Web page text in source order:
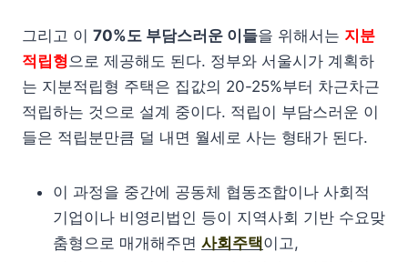
그리고 이 70%도 부담스러운 이들을 위해서는 지분
적립형 으로 제공해도 된다. 정부와 서울시가 계획하
는 지분적립형 주택은 집값의 20-25%부터 차근차근
적립하는 것으로 설계 중이다. 적립이 부담스러운 이
들은 적립분만큼 덜 내면 월세로 사는 형태가 된다.
이 과정을 중간에 공동체 협동조합이나 사회적
기업이나 비영리법인 등이 지역사회 기반 수요맞
춤형으로 매개해주면 사회주택이고,